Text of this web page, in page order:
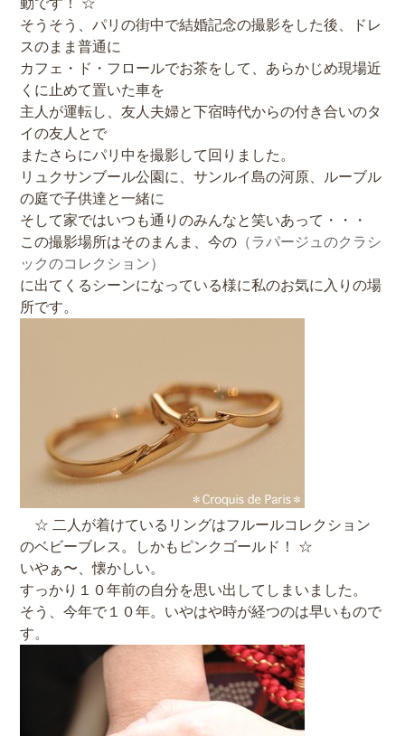
そうそう、パリの街中で結婚記念の撮影をした後、ドレ
スのまま普通に
カフェ・ド・フロールでお茶をして、あらかじめ現場近
くに止めて置いた車を
主人が運転し、友人夫婦と下宿時代からの付き合いのタ
イの友人とで
またさらにパリ中を撮影して回りました。
リュクサンブール公園に、サンルイ島の河原、ルーブル
の庭で子供達と一緒に
そして家ではいつも通りのみんなと笑いあって・・・
この撮影場所はそのまんま、今の （ラパージュのクラシ
ックのコレクション）
に出てくるシーンになっている様に私のお気に入りの場
所です。
☆ 二人が着けているリングはフルールコレクション
のベビーブレス。しかもピンクゴールド！ ☆
いやぁ〜、懐かしい。
すっかり１０年前の自分を思い出してしまいました。
そう、今年で１０年。いやはや時が経つのは早いもので
す。